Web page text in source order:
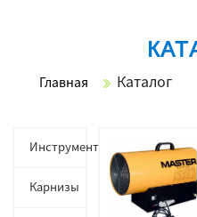
Главная Каталог
Инструмент
Карнизы